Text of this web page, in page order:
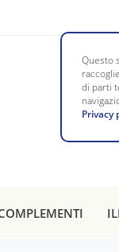
Questo
di parti
Privacy